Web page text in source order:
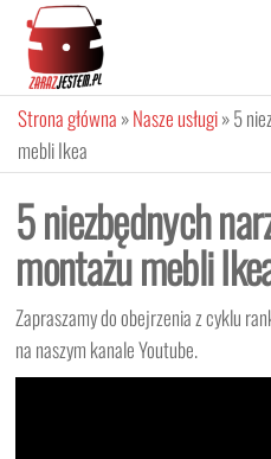
Przejdź
treści
JESTEM
Strona główna »Nasze usługi»5
mebli Ikea
5 niezbędnych
montażu mebli
Zapraszamy do obejrzenia z cyklu
na naszym kanale Youtube.